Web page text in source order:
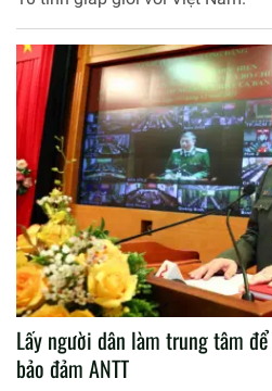
Lấy người dân làm trung tâm
bảo đảm ANTT